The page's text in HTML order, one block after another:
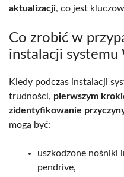
aktualizacji, co jest
Co zrobić w
instalacji systemu
Kiedy podczas instalacji
trudności, pierwszym
zidentyfikowanie
mogą być:
uszkodzone nośniki
pendrive,